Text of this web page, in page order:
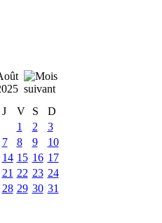
J V S
D
1
2
3
7 8 9
10
14 15 16 17
21 22 23 24
28 29 30 31